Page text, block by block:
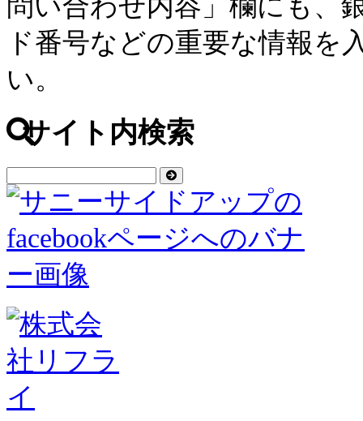
問い合わせ内容」欄にも、
ド番号などの重要な情報を
い。
サイト内検索